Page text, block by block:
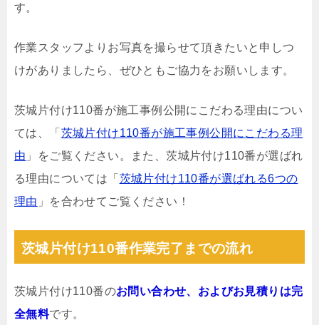
す。
作業スタッフよりお写真を撮らせて頂きたいと申しつ
けがありましたら、ぜひともご協力をお願いします。
茨城片付け110番が施工事例公開にこだわる理由につい
ては、「 茨城片付け110番が施工事例公開にこだわる理
由 」をご覧ください。また、茨城片付け110番が選ばれ
る理由については「 茨城片付け110番が選ばれる6つの
理由 」を合わせてご覧ください！
茨城片付け110番作業完了までの流れ
茨城片付け110番のお問い合わせ、およびお見積りは完
全無料です。